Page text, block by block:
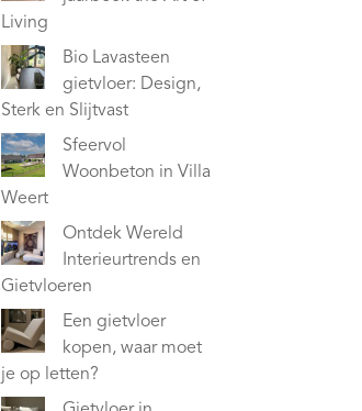
Living
Bio Lavasteen
gietvloer: Design,
Sterk en Slijtvast
Sfeervol
Woonbeton in Villa
Weert
Ontdek Wereld
Interieurtrends en
Gietvloeren
Een gietvloer
kopen, waar moet
je op letten?